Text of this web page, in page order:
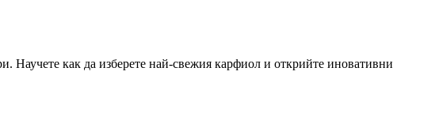
Научете как да изберете най-свежия карфиол и открийте иновативни